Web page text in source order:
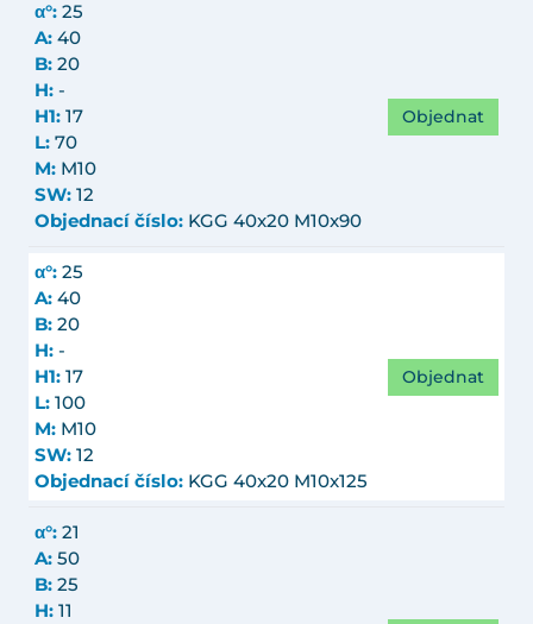
α°: 25
A: 40
B: 20
H: -
H1: 17
L: 70
M: M10
SW: 12
Objednací číslo: KGG 40x20 M10x90
Objednat
α°: 25
A: 40
B: 20
H: -
H1: 17
L: 100
M: M10
SW: 12
Objednací číslo: KGG 40x20 M10x125
Objednat
α°: 21
A: 50
B: 25
H: 11